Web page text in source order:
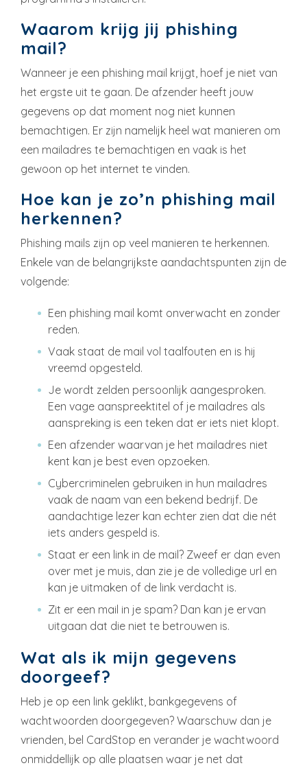
Waarom krijg jij phishing
mail?
Wanneer je een phishing mail krijgt, hoef je niet van
het ergste uit te gaan. De afzender heeft jouw
gegevens op dat moment nog niet kunnen
bemachtigen. Er zijn namelijk heel wat manieren om
een mailadres te bemachtigen en vaak is het
gewoon op het internet te vinden.
Hoe kan je zo’n phishing mail
herkennen?
Phishing mails zijn op veel manieren te herkennen.
Enkele van de belangrijkste aandachtspunten zijn de
volgende:
Een phishing mail komt onverwacht en zonder
reden.
Vaak staat de mail vol taalfouten en is hij
vreemd opgesteld.
Je wordt zelden persoonlijk aangesproken.
Een vage aanspreektitel of je mailadres als
aanspreking is een teken dat er iets niet klopt.
Een afzender waarvan je het mailadres niet
kent kan je best even opzoeken.
Cybercriminelen gebruiken in hun mailadres
vaak de naam van een bekend bedrijf. De
aandachtige lezer kan echter zien dat die nét
iets anders gespeld is.
Staat er een link in de mail? Zweef er dan even
over met je muis, dan zie je de volledige url en
kan je uitmaken of de link verdacht is.
Zit er een mail in je spam? Dan kan je ervan
uitgaan dat die niet te betrouwen is.
Wat als ik mijn gegevens
doorgeef?
Heb je op een link geklikt, bankgegevens of
wachtwoorden doorgegeven? Waarschuw dan je
vrienden, bel CardStop en verander je wachtwoord
onmiddellijk op alle plaatsen waar je net dat